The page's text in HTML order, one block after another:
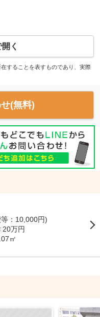
く
することを表すものであり、実際
(無料)
：10,000円)
20万円
㎡